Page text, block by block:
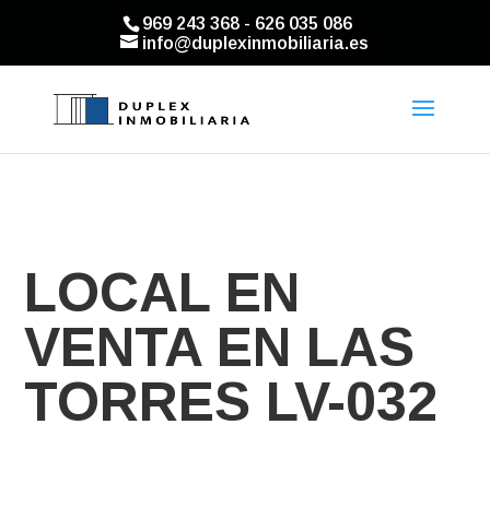
969 243 368 - 626 035 086
info@duplexinmobiliaria.es
LOCAL EN
VENTA EN LAS
TORRES LV-032